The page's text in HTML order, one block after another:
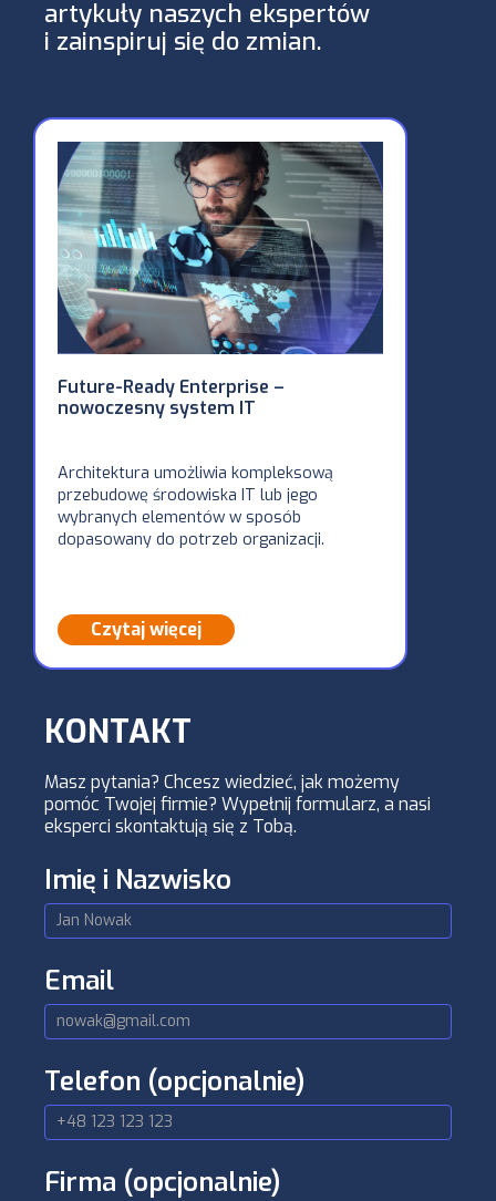
artykuły naszych ekspertów
i zainspiruj się do zmian.
Future-Ready Enterprise –
nowoczesny system IT
Architektura umożliwia kompleksową
przebudowę środowiska IT lub jego
wybranych elementów w sposób
dopasowany do potrzeb organizacji.
Czytaj więcej
KONTAKT
Masz pytania? Chcesz wiedzieć, jak możemy
pomóc Twojej firmie? Wypełnij formularz, a nasi
eksperci skontaktują się z Tobą.
Kontakt
Architektury
Imię i Nazwisko
Email
Telefon (opcjonalnie)
Firma (opcjonalnie)